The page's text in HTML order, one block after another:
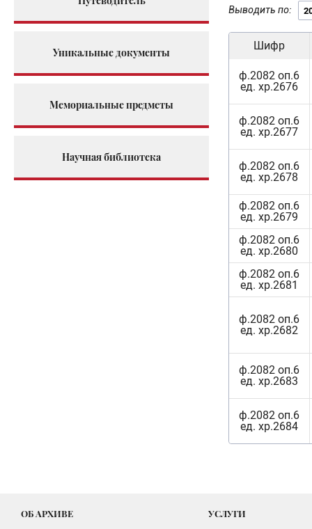
Уникальные документы
Мемориальные предметы
Научная библиотека
Выводить по:
Шифр
ф.2082 оп.6
ед. хр.2676
ф.2082 оп.6
ед. хр.2677
ф.2082 оп.6
ед. хр.2678
ф.2082 оп.6
ед. хр.2679
ф.2082 оп.6
ед. хр.2680
ф.2082 оп.6
ед. хр.2681
ф.2082 оп.6
ед. хр.2682
ф.2082 оп.6
ед. хр.2683
ф.2082 оп.6
ед. хр.2684
ОБ АРХИВЕ УСЛУГИ